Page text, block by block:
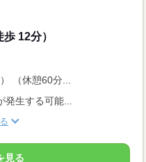
12分）
（休憩60分...
発生する可能...
見る